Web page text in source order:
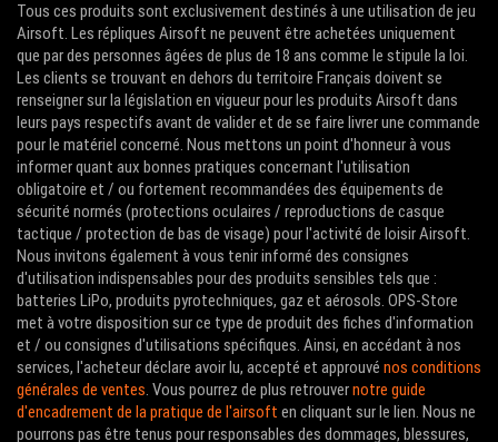
Tous ces produits sont exclusivement destinés à une utilisation de jeu
Airsoft. Les répliques Airsoft ne peuvent être achetées uniquement
que par des personnes âgées de plus de 18 ans comme le stipule la loi.
Les clients se trouvant en dehors du territoire Français doivent se
renseigner sur la législation en vigueur pour les produits Airsoft dans
leurs pays respectifs avant de valider et de se faire livrer une commande
pour le matériel concerné. Nous mettons un point d'honneur à vous
informer quant aux bonnes pratiques concernant l'utilisation
obligatoire et / ou fortement recommandées des équipements de
sécurité normés (protections oculaires / reproductions de casque
tactique / protection de bas de visage) pour l'activité de loisir Airsoft.
Nous invitons également à vous tenir informé des consignes
d'utilisation indispensables pour des produits sensibles tels que :
batteries LiPo, produits pyrotechniques, gaz et aérosols. OPS-Store
met à votre disposition sur ce type de produit des fiches d'information
et / ou consignes d'utilisations spécifiques. Ainsi, en accédant à nos
services, l'acheteur déclare avoir lu, accepté et approuvé nos conditions
générales de ventes. Vous pourrez de plus retrouvernotre guide
d'encadrement de la pratique de l'airsoft en cliquant sur le lien. Nous ne
pourrons pas être tenus pour responsables des dommages, blessures,